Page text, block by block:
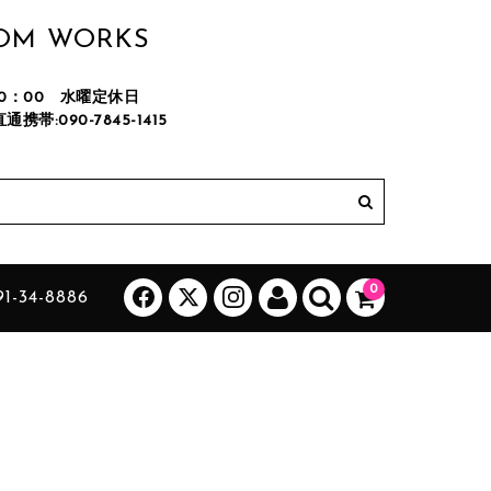
WORKS
：00 水曜定休日
通携帯:090-7845-1415
0
ートに商品はございません。
(カゴの商品数:0種類、合計数:0)
34-8886